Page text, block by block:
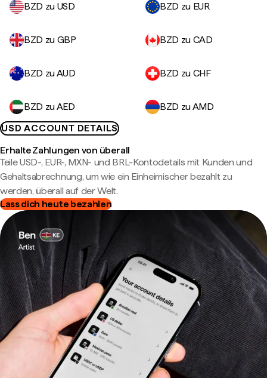
BZD zu USD
BZD zu EUR
BZD zu GBP BZD zu CAD
BZD zu AUD BZD zu CHF
BZD zu AED
BZD zu AMD
USD ACCOUNT DETAILS
Erhalte Zahlungen von überall
Teile USD-, EUR-, MXN- und BRL-Kontodetails mit Kunden und
Gehaltsabrechnung, um wie ein Einheimischer bezahlt zu
werden, überall auf der Welt.
Lass dich heute bezahlen